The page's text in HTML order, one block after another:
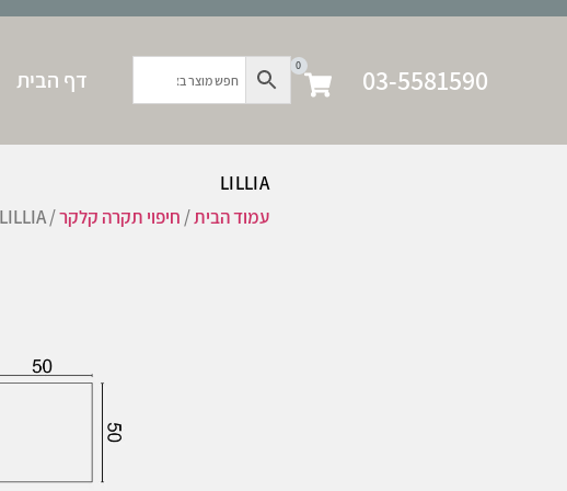
03-5581590
0
דף הבית
LILLIA
עמוד הבית/ חיפוי תקרה קלקר/ LILLIA